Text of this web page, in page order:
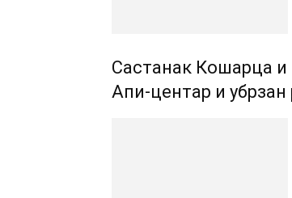
Састанак Кошарца и
Апи-центар и убрзан